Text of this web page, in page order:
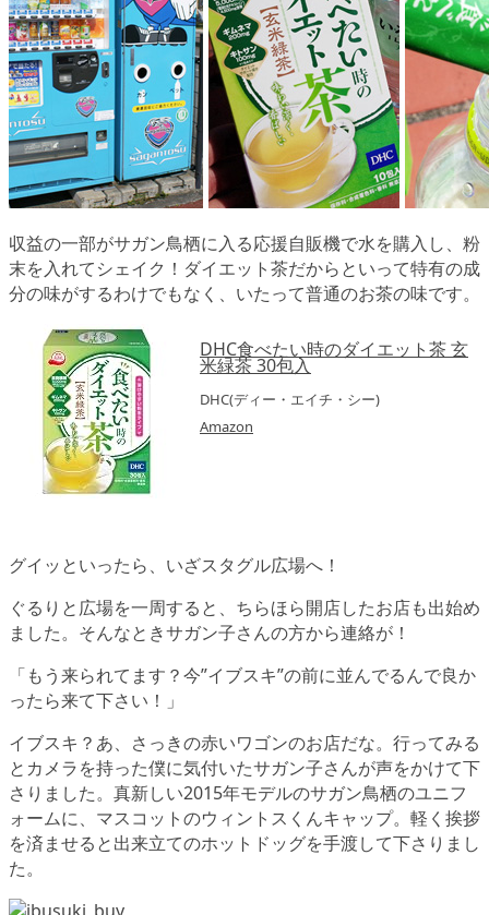
収益の一部がサガン鳥栖に入る応援自販機で水を購入し、粉
末を入れてシェイク！ダイエット茶だからといって特有の成
分の味がするわけでもなく、いたって普通のお茶の味です。
DHC食べたい時のダイエット茶 玄
米緑茶 30包入
DHC(ディー・エイチ・シー)
Amazon
グイッといったら、いざスタグル広場へ！
ぐるりと広場を一周すると、ちらほら開店したお店も出始め
ました。そんなときサガン子さんの方から連絡が！
「もう来られてます？今”イブスキ”の前に並んでるんで良か
ったら来て下さい！」
イブスキ？あ、さっきの赤いワゴンのお店だな。行ってみる
とカメラを持った僕に気付いたサガン子さんが声をかけて下
さりました。真新しい2015年モデルのサガン鳥栖のユニフ
ォームに、マスコットのウィントスくんキャップ。軽く挨拶
を済ませると出来立てのホットドッグを手渡して下さりまし
た。